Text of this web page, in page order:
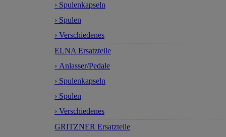
› Spulenkapseln
› Spulen
› Verschiedenes
ELNA Ersatzteile
› Anlasser/Pedale
› Spulenkapseln
› Spulen
› Verschiedenes
GRITZNER Ersatzteile